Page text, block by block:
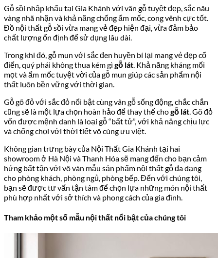
Gỗ sồi nhập khẩu tại Gia Khánh với vân gỗ tuyệt đẹp, sắc nâu
vàng nhã nhặn và khả năng chống ẩm mốc, cong vênh cực tốt.
Đồ nội thất gỗ sồi vừa mang vẻ đẹp hiện đại, vừa đảm bảo
chất lượng ổn định để sử dụng lâu dài.
Trong khi đó, gỗ mun với sắc đen huyền bí lại mang vẻ đẹp cổ
điển, quý phái không thua kém gì gỗ lát. Khả năng kháng mối
mọt và ẩm mốc tuyệt vời của gỗ mun giúp các sản phẩm nội
thất luôn bền vững với thời gian.
Gỗ gõ đỏ với sắc đỏ nổi bật cùng vân gỗ sống động, chắc chắn
cũng sẽ là một lựa chọn hoàn hảo để thay thế chogỗ lát. Gõ đỏ
vốn được mệnh danh là loại gỗ “bất tử”, với khả năng chịu lực
và chống chọi với thời tiết vô cùng ưu việt.
Không gian trưng bày của Nội Thất Gia Khánh tại hai
showroom ở Hà Nội và Thanh Hóa sẽ mang đến cho bạn cảm
hứng bất tận với vô vàn mẫu sản phẩm nội thất gỗ đa dạng
cho phòng khách, phòng ngủ, phòng bếp. Đến với chúng tôi,
bạn sẽ được tư vấn tận tâm để chọn lựa những món nội thất
phù hợp nhất với sở thích và phong cách của gia đình.
Tham khảo một số mẫu nội thất nổi bật của chúng tôi